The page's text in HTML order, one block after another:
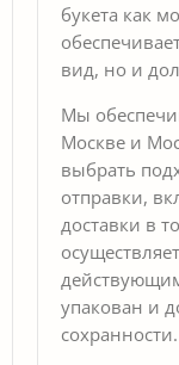
букета как
вид, но и
Мы
Москве и
выбрать
отправки,
доставки в
упакован и
сохранности.